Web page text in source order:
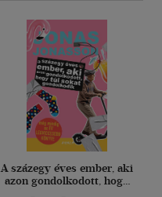
A százegy éves ember, aki
azon gondolkodott, hogy